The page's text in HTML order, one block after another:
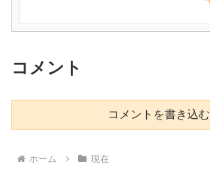
コメント
コメントを書き込む
ホーム 現在